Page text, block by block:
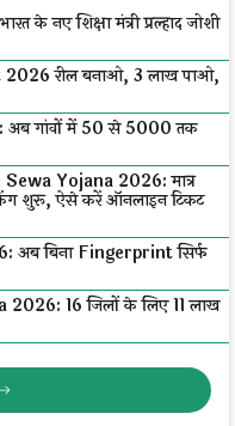
नए शिक्षा मंत्री प्रल्हाद जोशी
रील बनाओ, ₹3 लाख पाओ,
गांवों में ₹50 से ₹5000 तक
Yojana 2026: मात्र
शुरू, ऐसे करें ऑनलाइन टिकट
बिना Fingerprint सिर्फ
16 जिलों के लिए ₹11 लाख